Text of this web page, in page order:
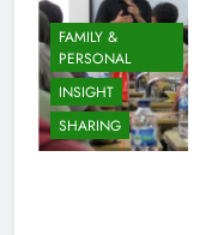
FAMILY &
PERSONAL
INSIGHT
SHARING